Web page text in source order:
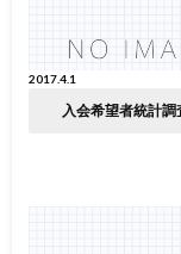
2017.4.1
入会希望者統計調